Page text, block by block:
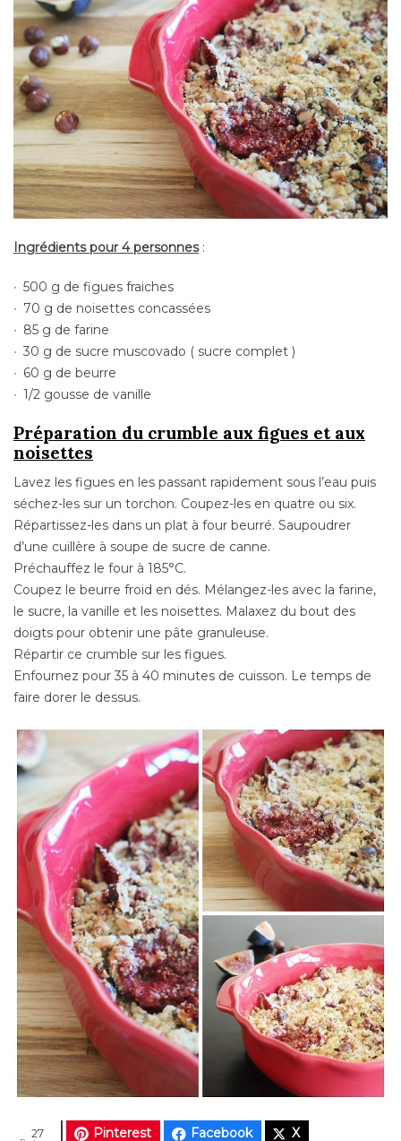
Ingrédients pour 4 personnes :
500 g de figues fraiches
70 g de noisettes concassées
85 g de farine
30 g de sucre muscovado ( sucre complet )
60 g de beurre
1/2 gousse de vanille
Préparation du crumble aux figues et aux
noisettes
Lavez les figues en les passant rapidement sous l’eau puis
séchez-les sur un torchon. Coupez-les en quatre ou six.
Répartissez-les dans un plat à four beurré. Saupoudrer
d’une cuillère à soupe de sucre de canne.
Préchauffez le four à 185°C.
Coupez le beurre froid en dés. Mélangez-les avec la farine,
le sucre, la vanille et les noisettes. Malaxez du bout des
doigts pour obtenir une pâte granuleuse.
Répartir ce crumble sur les figues.
Enfournez pour 35 à 40 minutes de cuisson. Le temps de
faire dorer le dessus.
Pinterest Facebook X
27